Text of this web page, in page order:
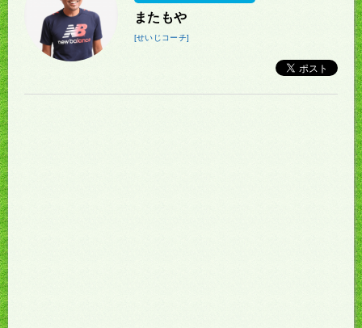
またもや
[せいじコーチ]